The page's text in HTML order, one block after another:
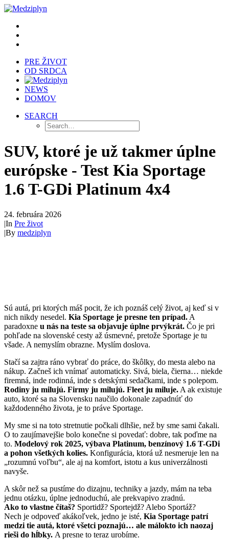
PRE ŽIVOT
OD SRDCA
NEWS
DOMOV
SEARCH
SUV, ktoré je už takmer úplne
európske - Test Kia Sportage
1.6 T-GDi Platinum 4x4
24. februára 2026
|In Pre život
|By medziplyn
Sú autá, pri ktorých máš pocit, že ich poznáš celý život, aj keď si v
nich nikdy nesedel. Kia Sportage je presne ten prípad.A
paradoxne u nás na teste sa objavuje úplne prvýkrát. Čo je pri
pohľade na slovenské cesty až úsmevné, pretože Sportage je tu
všade. A nemyslím obrazne. Myslím doslova.
Stačí sa zajtra ráno vybrať do práce, do škôlky, do mesta alebo na
nákup. Začneš ich vnímať automaticky. Sivá, biela, čierna… niekde
firemná, inde rodinná, inde s detskými sedačkami, inde s polepom.
Rodiny ju milujú. Firmy ju milujú. Fleet ju miluje.A ak existuje
auto, ktoré sa na Slovensku naučilo dokonale zapadnúť do
každodenného života, je to práve Sportage.
My sme si na toto stretnutie počkali dlhšie, než by sme sami čakali.
O to zaujímavejšie bolo konečne si povedať: dobre, tak poďme na
to. Modelový rok 2025, výbava Platinum, benzínový 1.6 T-GDi
a pohon všetkých kolies. Konfigurácia, ktorá už nesmeruje len na
„rozumnú voľbu“, ale aj na komfort, istotu a kus univerzálnosti
navyše.
A skôr než sa pustíme do dizajnu, techniky a jazdy, mám na teba
jednu otázku, úplne jednoduchú, ale prekvapivo zradnú.
Ako to vlastne čítaš? Sportidž? Sportejdž? Alebo Sportáž?
Nech je odpoveď akákoľvek, jedno je isté, Kia Sportage patrí
medzi tie autá, ktoré všetci poznajú… ale málokto ich naozaj
rieši do hĺbky. A presne to teraz urobíme.